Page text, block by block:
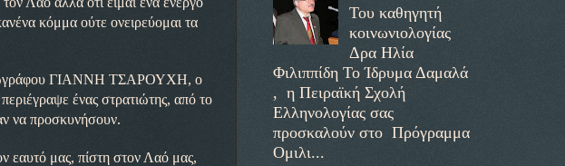
κόμμα ούτε ονειρεύομαι τα
ΓΙΑΝΝΗ ΤΣΑΡΟΥΧΗ, ο
ένας στρατιώτης, από το
να προσκυνήσουν.
εαυτό μας, πίστη στον Λαό μας,
Του καθηγητή
κοινωνιολογίας
Δρα Ηλία
Φιλιππίδη Το Ίδρυμα Δαμαλά
, η Πειραϊκή Σχολή
Ελληνολογίας σας
προσκαλούν στο Πρόγραμμα
Ομιλι...